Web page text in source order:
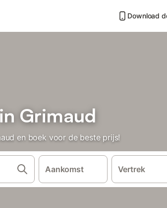
Download
Grimaud
en boek voor de beste prijs!
Aankomst Vertrek